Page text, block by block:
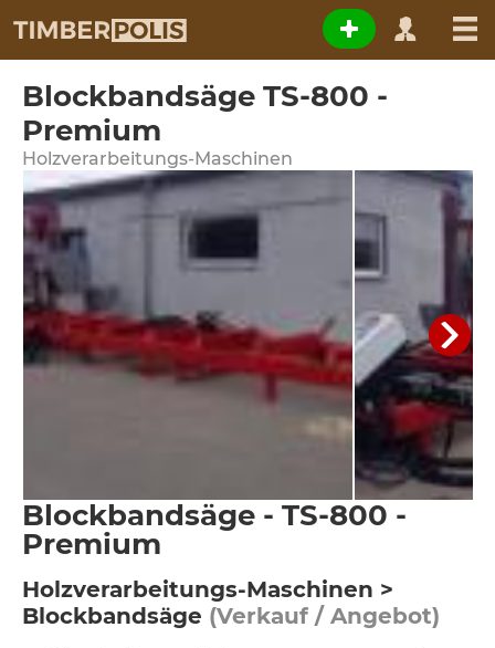
Blockbandsäge TS-800 -
Premium
Holzverarbeitungs-Maschinen
Blockbandsäge - TS-800 -
Premium
Holzverarbeitungs-Maschinen >
Blockbandsäge (Verkauf / Angebot)